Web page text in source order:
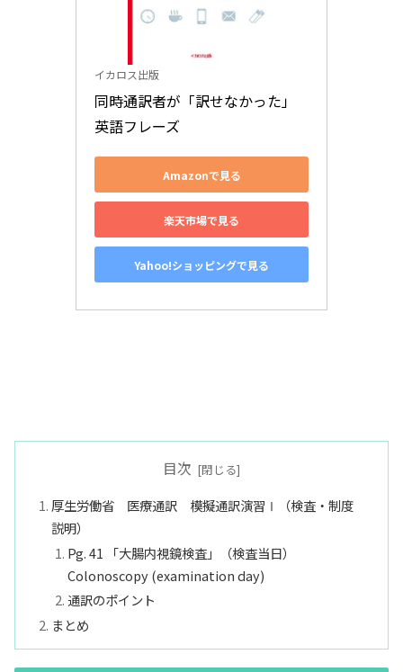
イカロス出版
同時通訳者が「訳せなかった」
英語フレーズ
Amazonで見る
楽天市場で見る
Yahoo!ショッピングで見る
目次
厚生労働省 医療通訳 模擬通訳演習Ⅰ（検査・制度
説明）
Pg. 41 「大腸内視鏡検査」（検査当日）
Colonoscopy (examination day)
通訳のポイント
まとめ